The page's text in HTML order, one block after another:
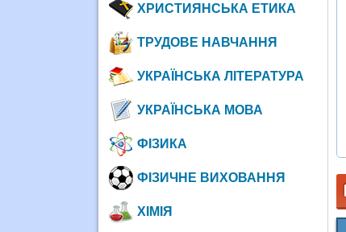
ХРИСТИЯНСЬКА ЕТИКА
ТРУДОВЕ НАВЧАННЯ
УКРАЇНСЬКА ЛІТЕРАТУРА
УКРАЇНСЬКА МОВА
ФІЗИКА
ФІЗИЧНЕ ВИХОВАННЯ
ХІМІЯ